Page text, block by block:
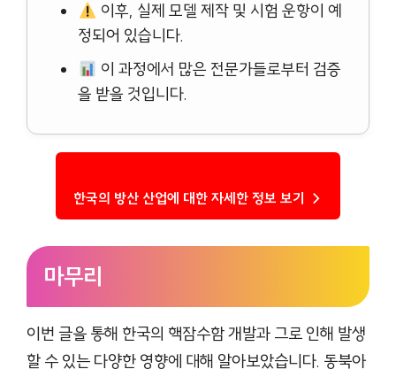
이후, 실제 모델 제작 및 시험 운항이 예
정되어 있습니다.
이 과정에서 많은 전문가들로부터 검증
을 받을 것입니다.
한국의 방산 산업에 대한 자세한 정보 보기 →
마무리
이번 글을 통해 한국의 핵잠수함 개발과 그로 인해 발생
할 수 있는 다양한 영향에 대해 알아보았습니다. 동북아